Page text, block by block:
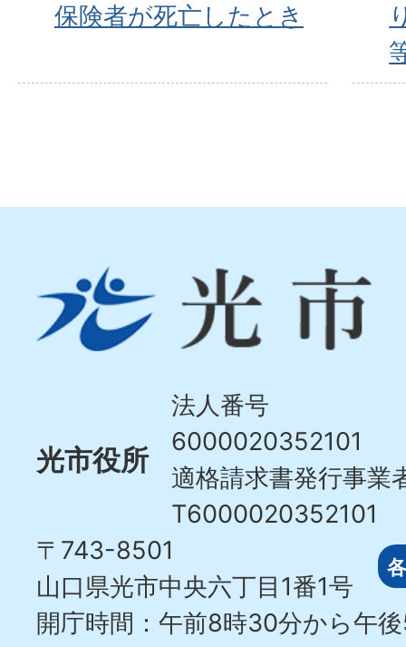
保険者が死亡したとき
市
Hikari
光市役所
法人番号
6000020352101
適格請求書発行事業
T6000020352101
〒743-8501
山口県光市中央六丁目1番1号
開庁時間：午前8時30分から午